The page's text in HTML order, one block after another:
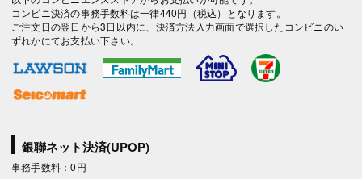
コンビニ決済の事務手数料は一律440円（税込）となります。
ご注文日の翌日から3日以内に、決済方法入力画面で選択したコンビニのい
ずれかにてお支払い下さい。
銀聯ネット決済(UPOP)
事務手数料：0円